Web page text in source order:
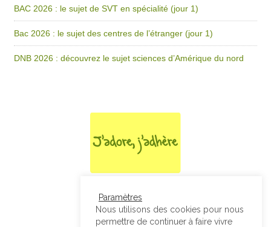
BAC 2026 : le sujet de SVT en spécialité (jour 1)
Bac 2026 : le sujet des centres de l’étranger (jour 1)
DNB 2026 : découvrez le sujet sciences d’Amérique du nord
Paramètres
Nous utilisons des cookies pour nous
permettre de continuer à faire vivre